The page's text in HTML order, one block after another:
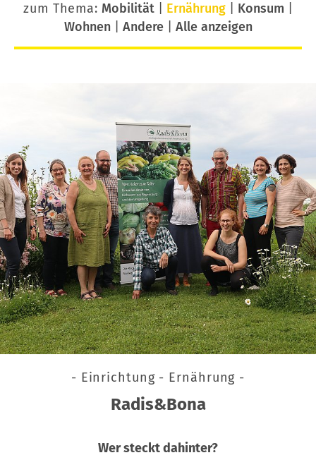
zum Thema: Mobilität Ernährung Konsum
Wohnen| Andere| Alle anzeigen
- Einrichtung - Ernährung -
Radis&Bona
Wer steckt dahinter?